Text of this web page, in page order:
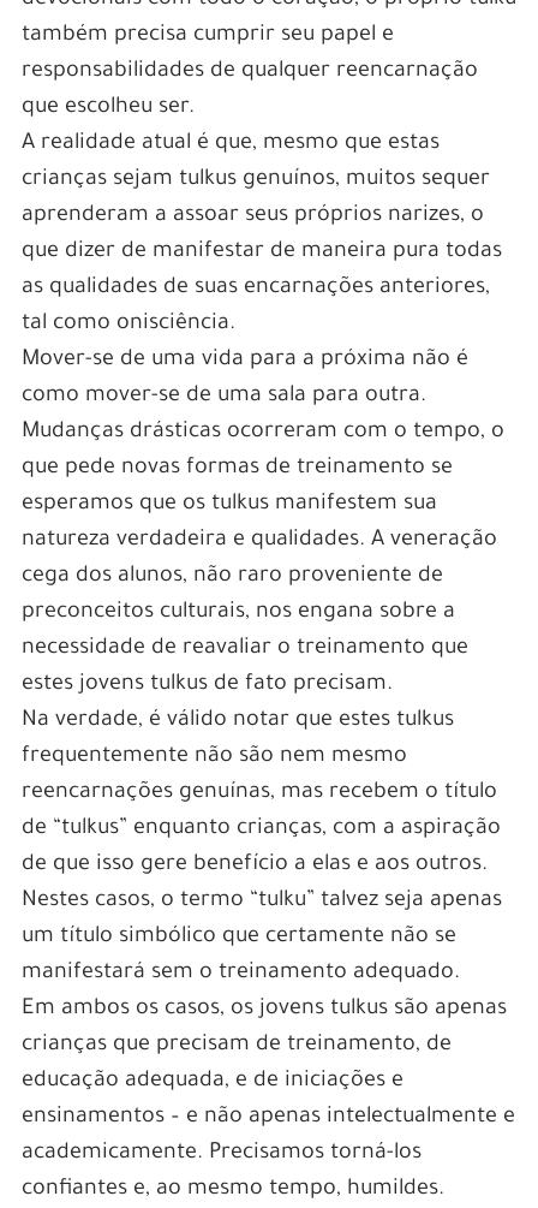
também precisa cumprir seu papel e
responsabilidades de qualquer reencarnação
que escolheu ser.
A realidade atual é que, mesmo que estas
crianças sejam tulkus genuínos, muitos sequer
aprenderam a assoar seus próprios narizes, o
que dizer de manifestar de maneira pura todas
as qualidades de suas encarnações anteriores,
tal como onisciência.
Mover-se de uma vida para a próxima não é
como mover-se de uma sala para outra.
Mudanças drásticas ocorreram com o tempo, o
que pede novas formas de treinamento se
esperamos que os tulkus manifestem sua
natureza verdadeira e qualidades. A veneração
cega dos alunos, não raro proveniente de
preconceitos culturais, nos engana sobre a
necessidade de reavaliar o treinamento que
estes jovens tulkus de fato precisam.
Na verdade, é válido notar que estes tulkus
frequentemente não são nem mesmo
reencarnações genuínas, mas recebem o título
de “tulkus” enquanto crianças, com a aspiração
de que isso gere benefício a elas e aos outros.
Nestes casos, o termo “tulku” talvez seja apenas
um título simbólico que certamente não se
manifestará sem o treinamento adequado.
Em ambos os casos, os jovens tulkus são apenas
crianças que precisam de treinamento, de
educação adequada, e de iniciações e
ensinamentos – e não apenas intelectualmente e
academicamente. Precisamos torná-los
confiantes e, ao mesmo tempo, humildes.